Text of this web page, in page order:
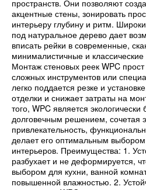
пространств. Они позволяют
акцентные стены, зонировать
интерьеру глубину и ритм.
под натуральное дерево дает
вписать рейки в современные,
минималистичные и
Монтаж стеновых реек WPC
сложных инструментов или
легко поддается резке и
отделки и снижает затраты на
того, WPC является
долговечным решением, сочетая
привлекательность,
делает его оптимальным
интерьеров. Преимущества: 1.
разбухает и не деформируется,
выбором для кухни, ванной
повышенной влажностью. 2.